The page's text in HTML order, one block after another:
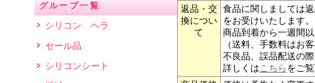
グループ一覧
シリコン ヘラ
セール品
シリコンシート
返品・交
換につい
て
食品に関しましては
をお受けいたします。
商品到着から一週間
（送料、手数料はお
不良品、誤品配送の
詳しくはこちら をご